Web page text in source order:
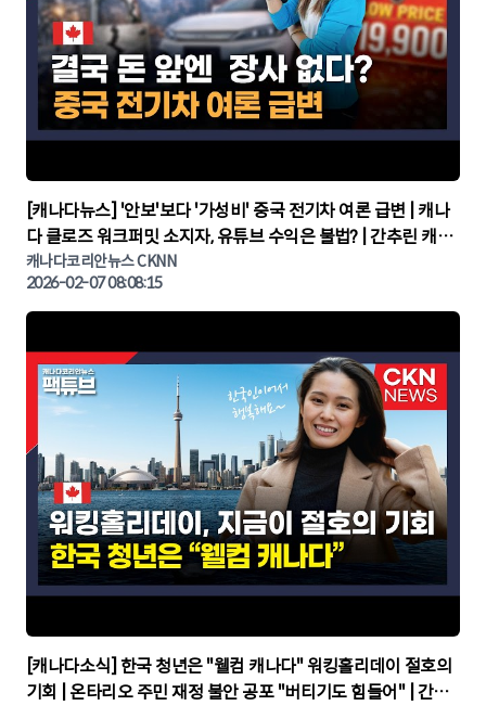
▶
[캐나다뉴스] '안보'보다 '가성비' 중국 전기차 여론 급변 | 캐나
다 클로즈 워크퍼밋 소지자, 유튜브 수익은 불법? | 간추린 캐나
다뉴스 | CKNNEWS, 캐나다코리안뉴스
캐나다코리안뉴스 CKNN
2026-02-07 08:08:15
▶
[캐나다소식] 한국 청년은 "웰컴 캐나다" 워킹홀리데이 절호의
기회 | 온타리오 주민 재정 불안 공포 "버티기도 힘들어" | 간추